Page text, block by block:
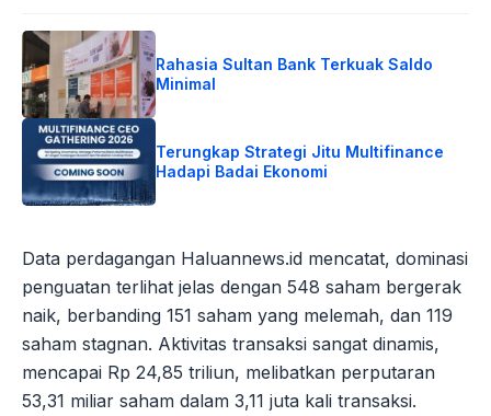
Rahasia Sultan Bank Terkuak Saldo
Minimal
Terungkap Strategi Jitu Multifinance
Hadapi Badai Ekonomi
Data perdagangan Haluannews.id mencatat, dominasi
penguatan terlihat jelas dengan 548 saham bergerak
naik, berbanding 151 saham yang melemah, dan 119
saham stagnan. Aktivitas transaksi sangat dinamis,
mencapai Rp 24,85 triliun, melibatkan perputaran
53,31 miliar saham dalam 3,11 juta kali transaksi.